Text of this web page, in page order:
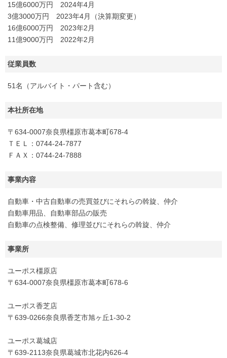
15億6000万円 2024年4月
3億3000万円 2023年4月（決算期変更）
16億6000万円 2023年2月
11億9000万円 2022年2月
従業員数
51名（アルバイト・パート含む）
本社所在地
〒634-0007奈良県橿原市葛本町678-4
ＴＥＬ：0744-24-7877
ＦＡＸ：0744-24-7888
事業内容
自動車・中古自動車の売買並びにそれらの斡旋、仲介
自動車用品、自動車部品の販売
自動車の点検整備、修理並びにそれらの斡旋、仲介
事業所
ユーポス橿原店
〒634-0007奈良県橿原市葛本町678-6
ユーポス香芝店
〒639-0266奈良県香芝市旭ヶ丘1-30-2
ユーポス葛城店
〒639-2113奈良県葛城市北花内626-4